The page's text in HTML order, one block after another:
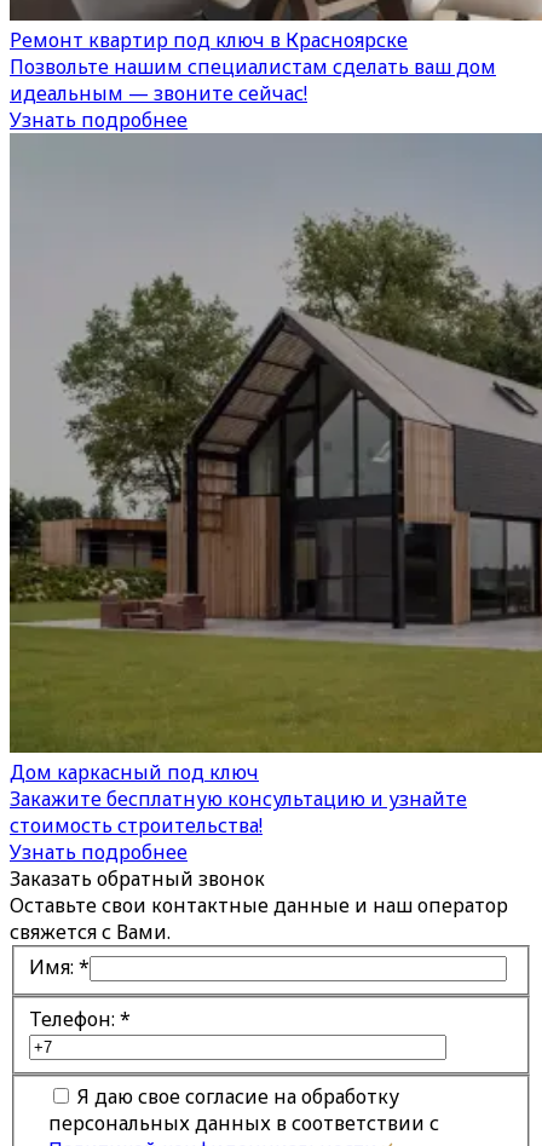
Ремонт квартир под ключ в Красноярске
Позвольте нашим специалистам сделать ваш дом
идеальным — звоните сейчас!
Узнать подробнее
Дом каркасный под ключ
Закажите бесплатную консультацию и узнайте
стоимость строительства!
Узнать подробнее
Заказать обратный звонок
Оставьте свои контактные данные и наш оператор
свяжется с Вами.
Имя: *
Телефон: *
Я даю свое согласие на обработку
персональных данных в соответствии с